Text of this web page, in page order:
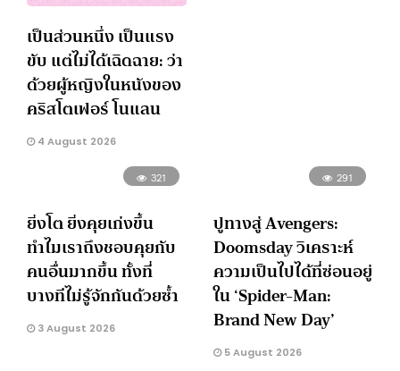
เป็นส่วนหนึ่ง เป็นแรง
ขับ แต่ไม่ได้เฉิดฉาย: ว่า
ด้วยผู้หญิงในหนังของ
คริสโตเฟอร์ โนแลน
4 August 2026
321
ยิ่งโต ยิ่งคุยเก่งขึ้น
ทำไมเราถึงชอบคุยกับ
คนอื่นมากขึ้น ทั้งที่
บางทีไม่รู้จักกันด้วยซ้ำ
3 August 2026
291
ปูทางสู่ Avengers:
Doomsday วิเคราะห์
ความเป็นไปได้ที่ซ่อนอยู่
ใน ‘Spider-Man:
Brand New Day’
5 August 2026